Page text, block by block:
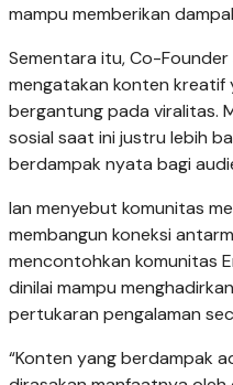
mampu memberikan
Sementara itu, Co-Founder
mengatakan konten kreatif
bergantung pada viralitas.
sosial saat ini justru lebih
berdampak nyata bagi
Ian menyebut komunitas
membangun koneksi
mencontohkan komunitas
dinilai mampu
pertukaran pengalaman
“Konten yang berdampak